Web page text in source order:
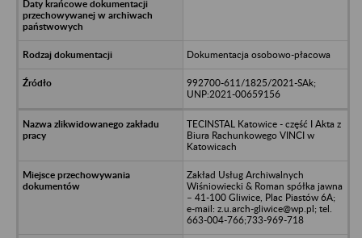
Dokumentacja osobowo-płacowa
992700-611/1825/2021-SAk;
UNP:2021-00659156
TECINSTAL Katowice - część I Akta z
Biura Rachunkowego VINCI w
Katowicach
Zakład Usług Archiwalnych
Wiśniowiecki & Roman spółka jawna
– 41-100 Gliwice, Plac Piastów 6A;
e-mail: z.u.arch-gliwice@wp.pl; tel.
663-004-766;733-969-718